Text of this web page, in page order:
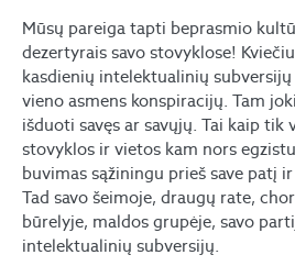
Mūsų pareiga tapti beprasmio
dezertyrais savo stovyklose!
kasdienių intelektualinių subversijų
vieno asmens konspiracijų. Tam
išduoti savęs ar savųjų. Tai kaip tik
stovyklos ir vietos kam nors
buvimas sąžiningu prieš save patį
Tad savo šeimoje, draugų rate,
būrelyje, maldos grupėje, savo
intelektualinių subversijų.